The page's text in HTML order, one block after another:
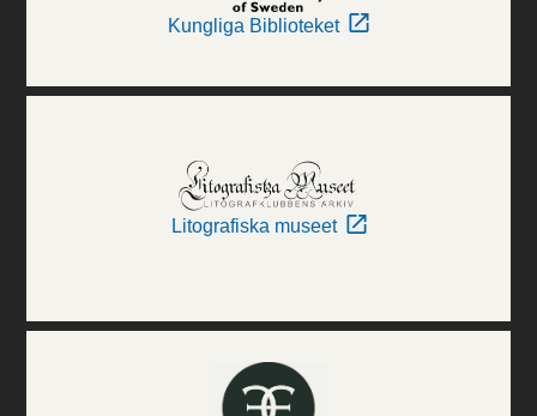
Kungliga Biblioteket
Litografiska museet